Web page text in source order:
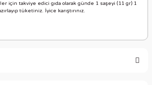
için takviye edici gıda olarak günde 1 saşeyi (11 gr) 1
tüketiniz. İyice karıştırınız.